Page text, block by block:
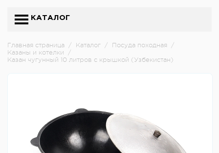
КАТАЛОГ
Главная страница / Каталог / Посуда походная
/
Казаны и котелки
/
Казан чугунный 10 литров с крышкой (Узбекистан)